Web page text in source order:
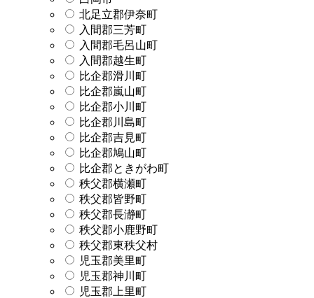
北足立郡伊奈町
入間郡三芳町
入間郡毛呂山町
入間郡越生町
比企郡滑川町
比企郡嵐山町
比企郡小川町
比企郡川島町
比企郡吉見町
比企郡鳩山町
比企郡ときがわ町
秩父郡横瀬町
秩父郡皆野町
秩父郡長瀞町
秩父郡小鹿野町
秩父郡東秩父村
児玉郡美里町
児玉郡神川町
児玉郡上里町